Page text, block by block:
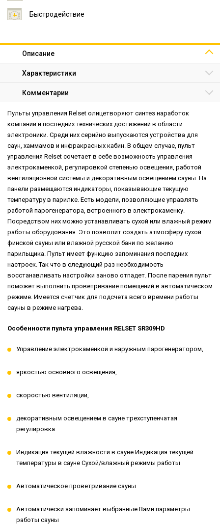
Быстродействие
Описание
Характеристики
Комментарии
Пульты управления Relset олицетворяют синтез наработок
компании и последних технических достижений в области
электроники. Среди них серийно выпускаются устройства для
саун, хаммамов и инфракрасных кабин. В общем случае, пульт
управления Relset сочетает в себе возможность управления
электрокаменкой, регулировкой степенью освещения, работой
вентиляционной системы и декоративным освещением сауны. На
панели размещаются индикаторы, показывающие текущую
температуру в парилке. Есть модели, позволяющие управлять
работой парогенератора, встроенного в электрокаменку.
Посредством них можно устанавливать сухой или влажный режим
работы оборудования. Это позволит создать атмосферу сухой
финской сауны или влажной русской бани по желанию
парильщика. Пульт имеет функцию запоминания последних
настроек. Так что в следующий раз необходимость
восстанавливать настройки заново отпадет. После парения пульт
поможет выполнить проветривание помещений в автоматическом
режиме. Имеется счетчик для подсчета всего времени работы
сауны в режиме нагрева.
Особенности пульта управления RELSET SR309HD
Управление электрокаменкой и наружным парогенератором,
яркостью основного освещения,
скоростью вентиляции,
декоративным освещением в сауне трехступенчатая
регулировка
Индикация текущей влажности в сауне Индикация текущей
температуры в сауне Сухой/влажный режимы работы
Автоматическое проветривание сауны
Автоматически запоминает выбранные Вами параметры
работы сауны